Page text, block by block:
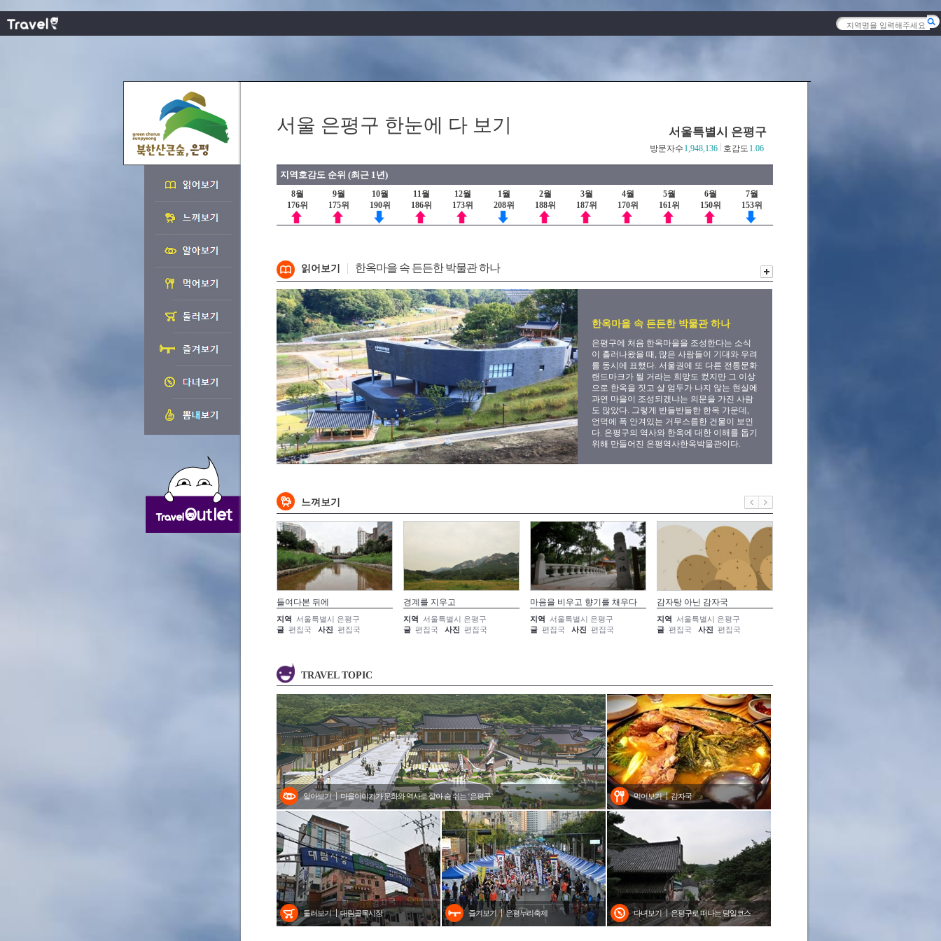
서울 은평구 한눈에 다 보기 서울특별시 은평구
호감도 1.06
방문자수 1,948,136
지역호감도 순위 (최근 1년)
8월
176위
9월
175위
10월
190위
11월
186위
12월
173위
1월
208위
2월
188위
3월
187위
4월
170위
5월
161위
6월
150위
7월
153위
읽어보기 한옥마을 속 든든한 박물관 하나
한옥마을 속 든든한 박물관 하나
은평구에 처음 한옥마을을 조성한다는 소식
이 흘러나왔을 때, 많은 사람들이 기대와 우려
를 동시에 표했다. 서울권에 또 다른 전통문화
랜드마크가 될 거라는 희망도 컸지만 그 이상
으로 한옥을 짓고 살 엄두가 나지 않는 현실에
과연 마을이 조성되겠냐는 의문을 가진 사람
도 많았다. 그렇게 반들반들한 한옥 가운데,
언덕에 폭 안겨있는 거무스름한 건물이 보인
다. 은평구의 역사와 한옥에 대한 이해를 돕기
위해 만들어진 은평역사한옥박물관이다.
느껴보기
들여다본 뒤에
지역
서울특별시 은평구
글 편집국 사진 편집국
경계를 지우고
지역
서울특별시 은평구
글 편집국 사진 편집국
마음을 비우고 향기를 채우다
지역
서울특별시 은평구
글 편집국 사진 편집국
감자탕 아닌 감자국
지역
서울특별시 은평구
글 편집국 사진 편집국
TRAVEL TOPIC
둘러보기 대림골목시장 즐겨보기 은평누리축제 다녀보기 은평구로 떠나는 당일코스
알아보기 마을이야기가 문화와 역사로 살아 숨 쉬는 ‘은평구’ 먹어보기 감자국